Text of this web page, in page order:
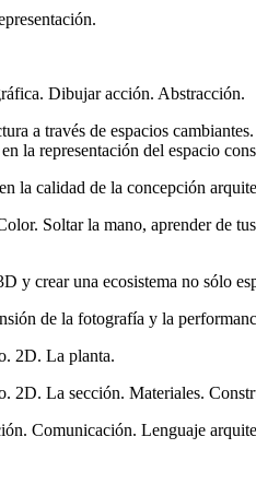
Dibujar acción. Abstracción.
a través de espacios
la representación del espacio
la calidad de la concepción
Soltar la mano, aprender de
y crear una ecosistema no sólo
de la fotografía y la
2D. La planta.
2D. La sección. Materiales.
Comunicación. Lenguaje